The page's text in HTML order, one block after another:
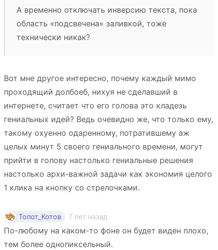
А временно отключать инверсию текста, пока
область «подсвечена» заливкой, тоже
технически никак?
Вот мне другое интересно, почему каждый мимо
проходящий долбоеб, нихуя не сделавший в
интернете, считает что его голова это кладезь
гениальных идей? Ведь очевидно же, что только ему,
такому охуенно одаренному, потратившему аж
целых минут 5 своего гениального времени, могут
прийти в голову настолько гениальные решения
настолько архи-важной задачи как экономия целого
1 клика на кнопку со стрелочками.
Топот_Котов 7 лет назад
По-любому на каком-то фоне он будет виден плохо,
тем более однопиксельный.